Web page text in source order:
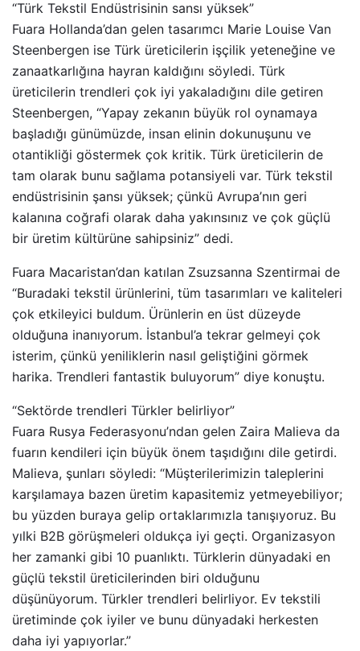
“Türk Tekstil Endüstrisinin sansı yüksek”
Fuara Hollanda’dan gelen tasarımcı Marie Louise Van
Steenbergen ise Türk üreticilerin işçilik yeteneğine ve
zanaatkarlığına hayran kaldığını söyledi. Türk
üreticilerin trendleri çok iyi yakaladığını dile getiren
Steenbergen, “Yapay zekanın büyük rol oynamaya
başladığı günümüzde, insan elinin dokunuşunu ve
otantikliği göstermek çok kritik. Türk üreticilerin de
tam olarak bunu sağlama potansiyeli var. Türk tekstil
endüstrisinin şansı yüksek; çünkü Avrupa’nın geri
kalanına coğrafi olarak daha yakınsınız ve çok güçlü
bir üretim kültürüne sahipsiniz” dedi.
Fuara Macaristan’dan katılan Zsuzsanna Szentirmai de
“Buradaki tekstil ürünlerini, tüm tasarımları ve kaliteleri
çok etkileyici buldum. Ürünlerin en üst düzeyde
olduğuna inanıyorum. İstanbul’a tekrar gelmeyi çok
isterim, çünkü yeniliklerin nasıl geliştiğini görmek
harika. Trendleri fantastik buluyorum” diye konuştu.
“Sektörde trendleri Türkler belirliyor”
Fuara Rusya Federasyonu’ndan gelen Zaira Malieva da
fuarın kendileri için büyük önem taşıdığını dile getirdi.
Malieva, şunları söyledi: “Müşterilerimizin taleplerini
karşılamaya bazen üretim kapasitemiz yetmeyebiliyor;
bu yüzden buraya gelip ortaklarımızla tanışıyoruz. Bu
yılki B2B görüşmeleri oldukça iyi geçti. Organizasyon
her zamanki gibi 10 puanlıktı. Türklerin dünyadaki en
güçlü tekstil üreticilerinden biri olduğunu
düşünüyorum. Türkler trendleri belirliyor. Ev tekstili
üretiminde çok iyiler ve bunu dünyadaki herkesten
daha iyi yapıyorlar.”